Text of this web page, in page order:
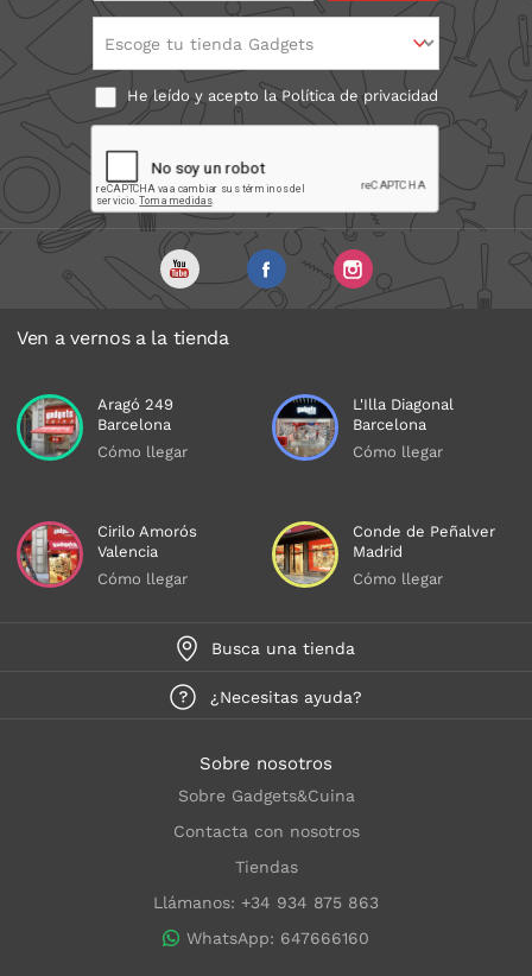
Escoge tu tienda Gadgets
He leído y acepto laPolítica de privacidad
Ven a vernos a la tienda
Aragó 249
Barcelona
Cómo llegar
L'Illa Diagonal
Barcelona
Cómo llegar
Cirilo Amorós
Valencia
Cómo llegar
Conde de Peñalver
Madrid
Cómo llegar
Busca una tienda
¿Necesitas ayuda?
Sobre nosotros
Sobre Gadgets&Cuina
Contacta con nosotros
Tiendas
Llámanos: +34 934 875 863
WhatsApp: 647666160